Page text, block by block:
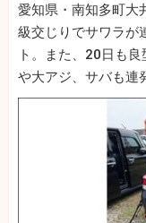
愛知県・南知多町大
級交じりでサワラが
ト。また、20日も
や大アジ、サバも連